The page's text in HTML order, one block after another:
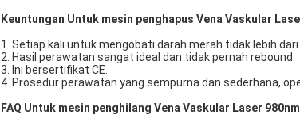
Keuntungan Untuk mesin penghapus Vena Vaskular
1. Setiap kali untuk mengobati darah merah tidak lebih
2. Hasil perawatan sangat ideal dan tidak pernah rebound
3. Ini bersertifikat CE.
4. Prosedur perawatan yang sempurna dan sederhana,
FAQ Untuk mesin penghilang Vena Vaskular Laser 980nm